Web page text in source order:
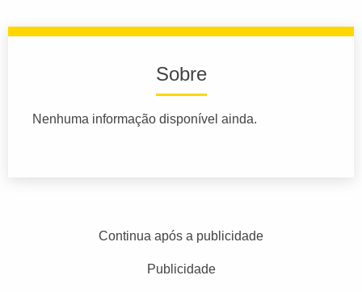
Sobre
Nenhuma informação disponível ainda.
Continua após a publicidade
Publicidade